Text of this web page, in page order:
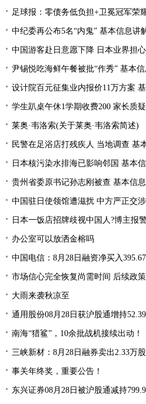
足球报：零债务低负担+卫冕冠军荣
中纪委再公布5名“内鬼” 基本信息讲
中国游客赴日意愿下降 日本业界担
尹锡悦吃海鲜午餐被批“作秀” 基本
设计院百元征集业内报价11万方案
学生趴桌午休1学期收费200 家长质
莱奥·韦洛索(关于莱奥·韦洛索简述)
民警在足浴店打残疾人 当地调查 基
日本核污染水排海已影响邻国 基本
贵州省委原书记孙志刚被查 基本信
中国驻日使领馆遭滋扰 中方严正交
日本一饭店招牌歧视中国人?博主报
办公室可以放洒金榕吗
中国电信：8月28日融资净买入395.67万
市场信心完全恢复尚需时间 后续政
大雨来袭秋凉至
通用股份08月28日获沪股通增持
南海“猎鲨”，10余批战机接续出动！
三峡新材：8月28日融券卖出2.33万
事关年终奖，重要公告！
东兴证券08月28日被沪股通减持